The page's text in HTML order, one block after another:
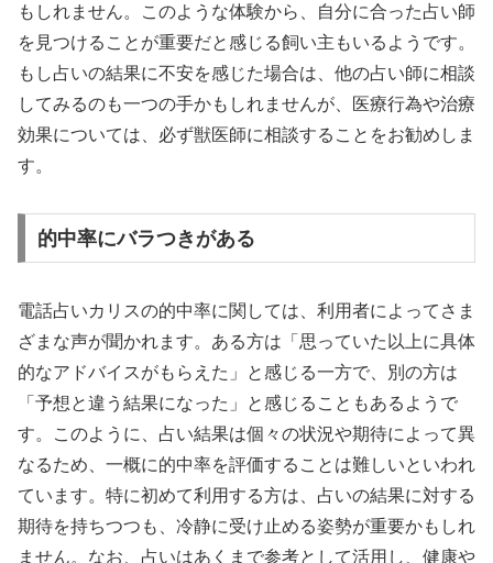
もしれません。このような体験から、自分に合った占い師
を見つけることが重要だと感じる飼い主もいるようです。
もし占いの結果に不安を感じた場合は、他の占い師に相談
してみるのも一つの手かもしれませんが、医療行為や治療
効果については、必ず獣医師に相談することをお勧めしま
す。
的中率にバラつきがある
電話占いカリスの的中率に関しては、利用者によってさま
ざまな声が聞かれます。ある方は「思っていた以上に具体
的なアドバイスがもらえた」と感じる一方で、別の方は
「予想と違う結果になった」と感じることもあるようで
す。このように、占い結果は個々の状況や期待によって異
なるため、一概に的中率を評価することは難しいといわれ
ています。特に初めて利用する方は、占いの結果に対する
期待を持ちつつも、冷静に受け止める姿勢が重要かもしれ
ません。なお、占いはあくまで参考として活用し、健康や